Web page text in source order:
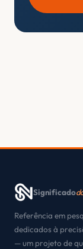
Significado
Referência em
dedicados à
— um projeto de